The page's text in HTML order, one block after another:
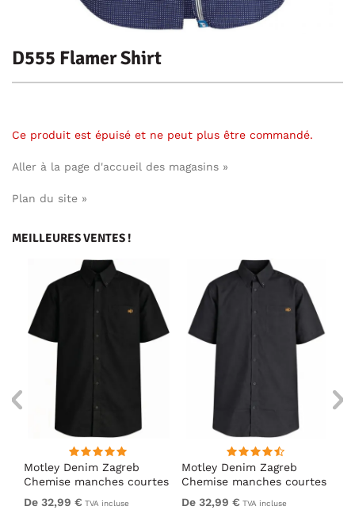
D555 Flamer Shirt
Ce produit est épuisé et ne peut plus être commandé.
Aller à la page d'accueil des magasins »
Plan du site »
MEILLEURES VENTES !
Motley Denim Zagreb
Chemise manches courtes
Noir
De 32,99 € TVA incluse
Motley Denim Zagreb
Chemise manches courtes
Anthracite
De 32,99 € TVA incluse